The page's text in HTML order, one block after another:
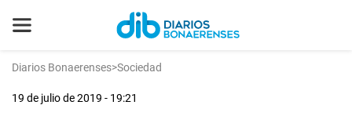
Diarios Bonaerenses>Sociedad
19 de julio de 2019 - 19:21